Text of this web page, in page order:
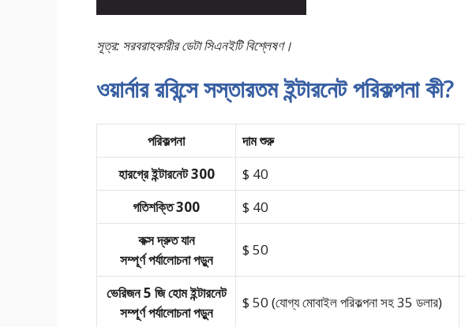
সূত্র: সরবরাহকারীর ডেটা সিএনইটি বিশ্লেষণ।
ওয়ার্নার রবিন্সে সস্তারতম ইন্টারনেট পরিকল্পনা কী?
পরিকল্পনা দাম শুরু
হারগ্রে ইন্টারনেট 300
$ 40
গতিশক্তি 300
$ 40
কক্স দ্রুত যান
সম্পূর্ণ পর্যালোচনা পড়ুন
$ 50
ভেরিজন 5 জি হোম ইন্টারনেট
সম্পূর্ণ পর্যালোচনা পড়ুন
$ 50 (যোগ্য মোবাইল পরিকল্পনা সহ 35 ডলার)